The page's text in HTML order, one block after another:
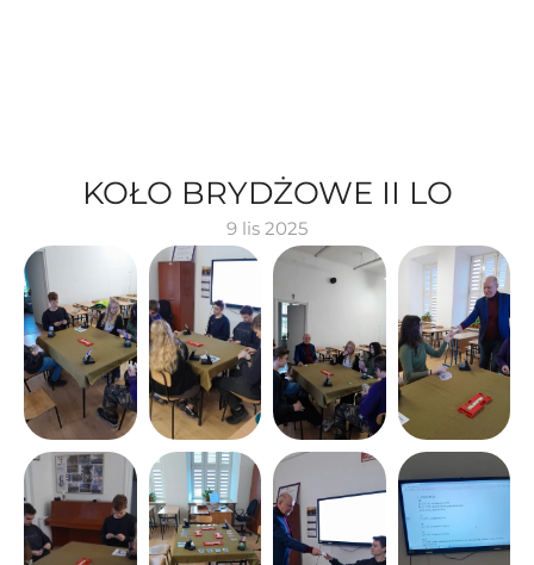
KOŁO BRYDŻOWE II LO
9 lis 2025